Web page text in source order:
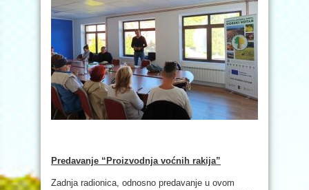
Predavanje “Proizvodnja voćnih rakija”
Zadnja radionica, odnosno predavanje u ovom